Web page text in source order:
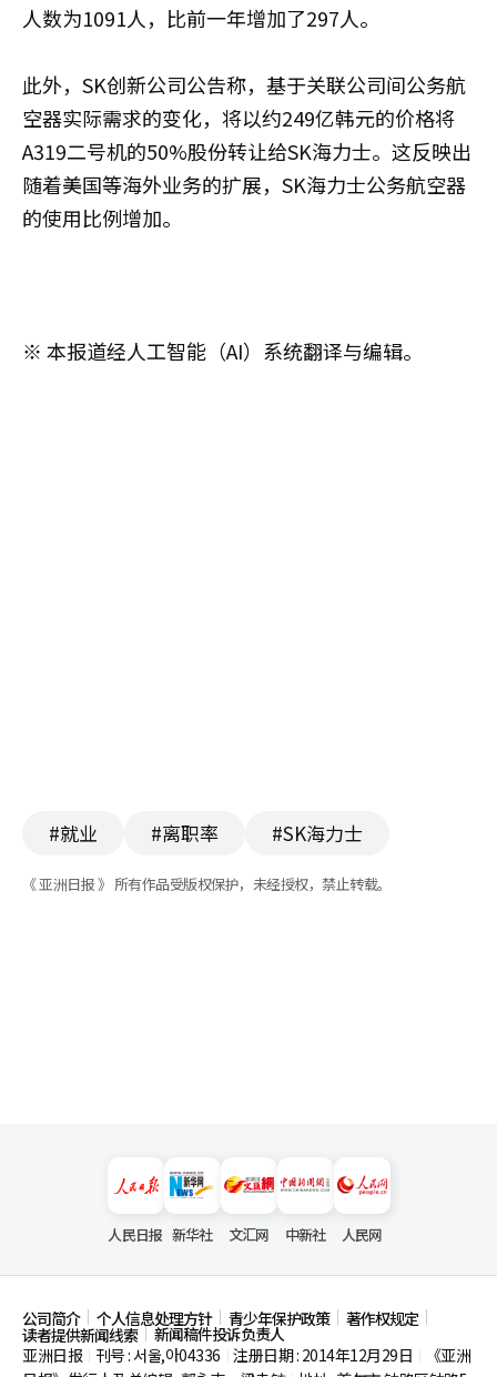
人数为1091人，比前一年增加了297人。
此外，SK创新公司公告称，基于关联公司间公务航
空器实际需求的变化，将以约249亿韩元的价格将
A319二号机的50%股份转让给SK海力士。这反映出
随着美国等海外业务的扩展，SK海力士公务航空器
的使用比例增加。
※ 本报道经人工智能（AI）系统翻译与编辑。
#就业 #离职率 #SK海力士
《 亚洲日报 》 所有作品受版权保护，未经授权，禁止转载。
人民日报 新华社 文汇网 中新社 人民网
公司简介 个人信息处理方针 青少年保护政策 著作权规定
读者提供新闻线索
新闻稿件投诉负责人
亚洲日报
刊号 : 서울,아04336 注册日期 : 2014年12月29日
《亚洲